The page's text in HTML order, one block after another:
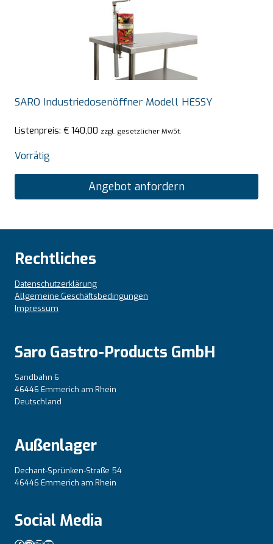
SARO Industriedosenöffner Modell HESSY
Listenpreis: € 140,00 zzgl. gesetzlicher MwSt.
Vorrätig
Angebot anfordern
Rechtliches
Datenschutzerklärung
Allgemeine Geschäftsbedingungen
Impressum
Saro Gastro-Products GmbH
Sandbahn 6
46446 Emmerich am Rhein
Deutschland
Außenlager
Dechant-Sprünken-Straße 54
46446 Emmerich am Rhein
Social Media